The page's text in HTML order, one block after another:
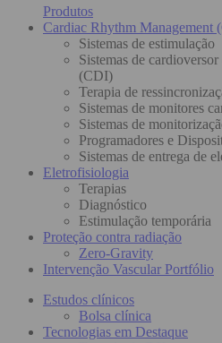
Produtos
Cardiac Rhythm Management
Sistemas de estimulação
Sistemas de
(CDI)
Terapia de
Sistemas de monitores
Sistemas de
Programadores e
Sistemas de entrega de
Eletrofisiologia
Terapias
Diagnóstico
Estimulação temporária
Proteção contra radiação
Zero-Gravity
Intervenção Vascular Portfólio
Estudos clínicos
Bolsa clínica
Tecnologias em Destaque